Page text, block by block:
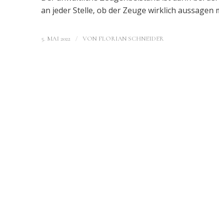
an jeder Stelle, ob der Zeuge wirklich aussagen
5. MAI 2022 / VON FLORIAN SCHNEIDER